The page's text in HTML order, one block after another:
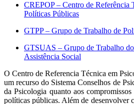
CREPOP – Centro de Referência
Políticas Públicas
GTPP – Grupo de Trabalho de
GTSUAS – Grupo de Trabalho
Assistência Social
O Centro de Referencia Técnica em
um recurso do Sistema Conselhos de
da Psicologia quanto aos
políticas públicas. Além de desenvolver